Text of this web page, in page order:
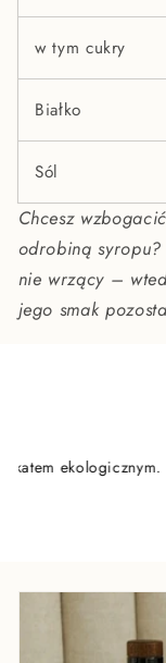
w tym cukry
Białko
Sól
Chcesz
odrobiną
nie wrzący –
jego smak
ekologicznym.